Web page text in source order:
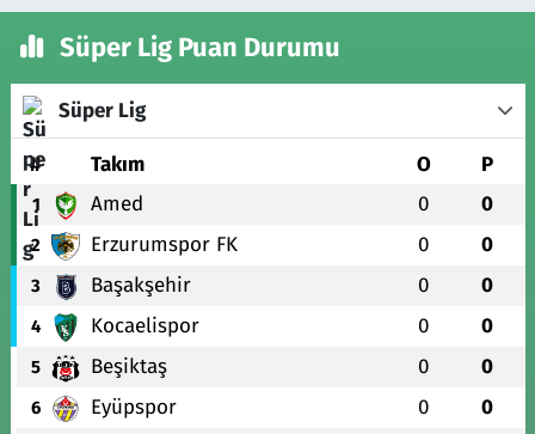
Süper Lig Puan Durumu
Süper Lig
# Takım O P
1 Amed 0 0
2 Erzurumspor FK 0 0
3 Başakşehir 0 0
4 Kocaelispor 0 0
5 Beşiktaş 0 0
6 Eyüpspor 0 0